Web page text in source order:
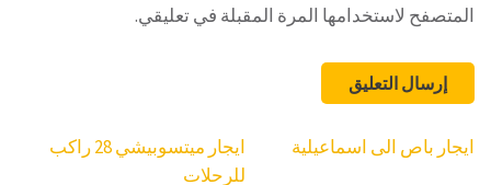
المتصفح لاستخدامها المرة المقبلة في تعليقي.
تصفّح
ايجار ميتسوبيشي 28 راكب
للرحلات
ايجار باص الى اسماعيلية